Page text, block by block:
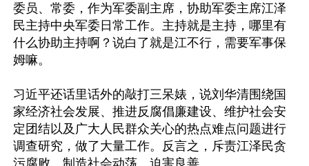
委员、常委，作为军委副主席，协助军委主席江泽
民主持中央军委日常工作。主持就是主持，哪里有
什么协助主持啊？说白了就是江不行，需要军事保
姆嘛。
习近平还话里话外的敲打三呆婊，说刘华清围绕国
家经济社会发展、推进反腐倡廉建设、维护社会安
定团结以及广大人民群众关心的热点难点问题进行
调查研究，做了大量工作。反言之，斥责江泽民贪
污腐败、制造社会动荡、迫害良善。